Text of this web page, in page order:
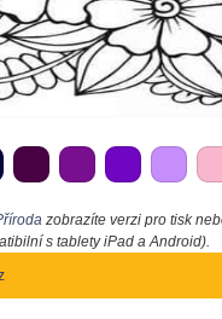
zobrazíte verzi pro tisk
s tablety iPad a Android).